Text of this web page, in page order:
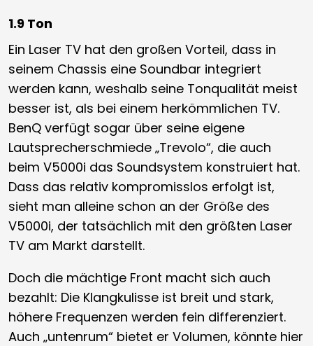
1.9 Ton
Ein Laser TV hat den großen Vorteil, dass in
seinem Chassis eine Soundbar integriert
werden kann, weshalb seine Tonqualität meist
besser ist, als bei einem herkömmlichen TV.
BenQ verfügt sogar über seine eigene
Lautsprecherschmiede „Trevolo“, die auch
beim V5000i das Soundsystem konstruiert hat.
Dass das relativ kompromisslos erfolgt ist,
sieht man alleine schon an der Größe des
V5000i, der tatsächlich mit den größten Laser
TV am Markt darstellt.
Doch die mächtige Front macht sich auch
bezahlt: Die Klangkulisse ist breit und stark,
höhere Frequenzen werden fein differenziert.
Auch „untenrum“ bietet er Volumen, könnte hier